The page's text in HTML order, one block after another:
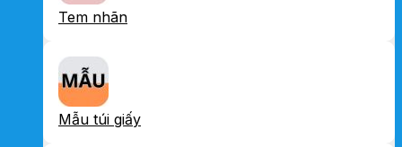
Tem nhãn
Mẫu túi giấy